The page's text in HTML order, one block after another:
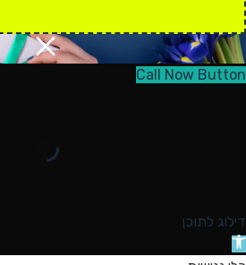
Call Now Button
דילוג לתוכן
פתח